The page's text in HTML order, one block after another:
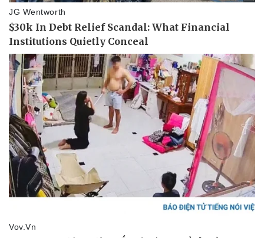
Thể thao
Bóng đá
Lịch thi đấu bóng đá
Thế giới thể thao
eSports
Hậu trường
Ô tô - Xe máy
Ô tô
Xe máy
Tư vấn